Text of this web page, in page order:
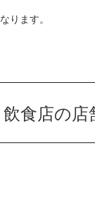
なります。
飲食店の店